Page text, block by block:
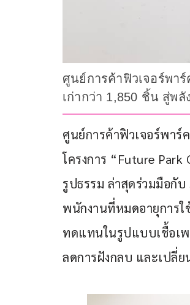
ศูนย์การค้าฟิวเจอร์พา
เก่ากว่า 1,850 ชิ้น สู่พลั
ศูนย์การค้าฟิวเจอร์พา
โครงการ “Future
รูปธรรม ล่าสุดร่วมมือกั
พนักงานที่หมดอายุการใ
ทดแทนในรูปแบบเชื้อเพ
ลดการฝังกลบ และเปลี่